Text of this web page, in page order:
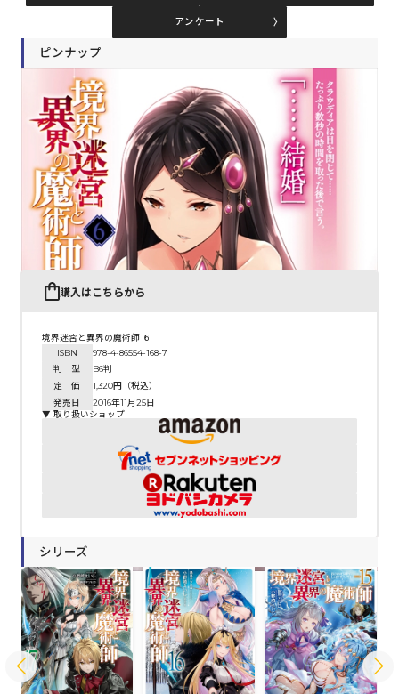
閉じる
アンケート
ピンナップ
購入はこちらから
境界迷宮と異界の魔術師 ６
ISBN
978-4-86554-168-7
判 型
B6判
定 価
1,320円（税込）
発売日
2016年11月25日
▼ 取り扱いショップ
シリーズ